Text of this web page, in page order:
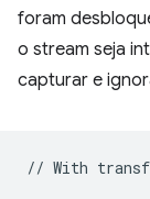
foram
o stream seja
capturar e
// With